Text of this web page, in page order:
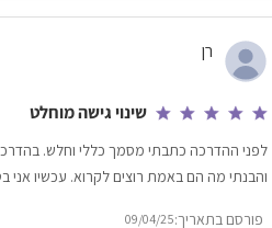
רן
שינוי גישה מוחלט
לפני ההדרכה כתבתי מסמך כללי וחלש.
והבנתי מה הם באמת רוצים לקרוא. עכשיו
09/04/25